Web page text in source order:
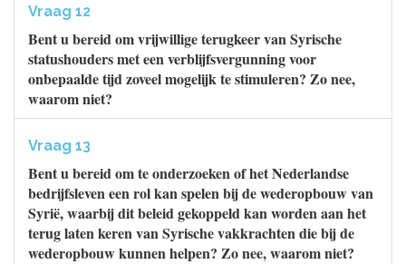
Vraag 12
Bent u bereid om vrijwillige terugkeer van Syrische
statushouders met een verblijfsvergunning voor
onbepaalde tijd zoveel mogelijk te stimuleren? Zo nee,
waarom niet?
Vraag 13
Bent u bereid om te onderzoeken of het Nederlandse
bedrijfsleven een rol kan spelen bij de wederopbouw van
Syrië, waarbij dit beleid gekoppeld kan worden aan het
terug laten keren van Syrische vakkrachten die bij de
wederopbouw kunnen helpen? Zo nee, waarom niet?